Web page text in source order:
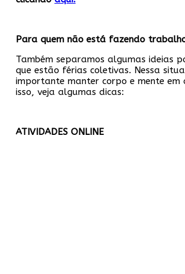
Para quem não está fazendo
Também separamos algumas ideias
que estão férias coletivas. Nessa
importante manter corpo e mente em
isso, veja algumas dicas:
ATIVIDADES ONLINE